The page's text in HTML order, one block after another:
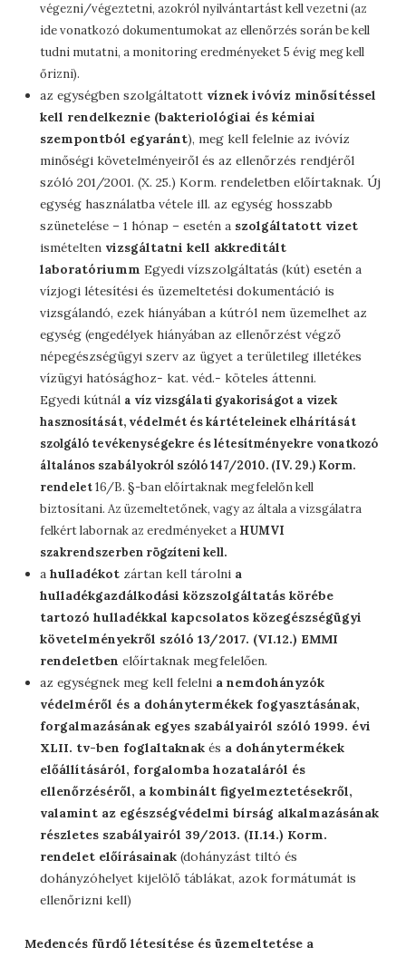
végezni/végeztetni, azokról nyilvántartást kell vezetni (az
ide vonatkozó dokumentumokat az ellenőrzés során be kell
tudni mutatni, a monitoring eredményeket 5 évig meg kell
őrizni).
az egységben szolgáltatott víznek ivóvíz minősítéssel
kell rendelkeznie (bakteriológiai és kémiai
szempontból egyaránt), meg kell felelnie az ivóvíz
minőségi követelményeiről és az ellenőrzés rendjéről
szóló 201/2001. (X. 25.) Korm. rendeletben előírtaknak. Új
egység használatba vétele ill. az egység hosszabb
szünetelése – 1 hónap – esetén a szolgáltatott vizet
ismételten vizsgáltatni kell akkreditált
laboratóriumm Egyedi vízszolgáltatás (kút) esetén a
vízjogi létesítési és üzemeltetési dokumentáció is
vizsgálandó, ezek hiányában a kútról nem üzemelhet az
egység (engedélyek hiányában az ellenőrzést végző
népegészségügyi szerv az ügyet a területileg illetékes
vízügyi hatósághoz- kat. véd.- köteles áttenni.
Egyedi kútnál a víz vizsgálati gyakoriságot a vizek
hasznosítását, védelmét és kártételeinek elhárítását
szolgáló tevékenységekre és létesítményekre vonatkozó
általános szabályokról szóló 147/2010. (IV. 29.) Korm.
rendelet16/B. §-ban előírtaknak megfelelőn kell
biztosítani. Az üzemeltetőnek, vagy az általa a vizsgálatra
felkért labornak az eredményeket a HUMVI
szakrendszerben rögzíteni kell.
ahulladékot zártan kell tárolni a
hulladékgazdálkodási közszolgáltatás körébe
tartozó hulladékkal kapcsolatos közegészségügyi
követelményekről szóló 13/2017. (VI.12.) EMMI
rendeletben előírtaknak megfelelően.
az egységnek meg kell felelni a nemdohányzók
védelméről és a dohánytermékek fogyasztásának,
forgalmazásának egyes szabályairól szóló 1999. évi
XLII. tv-ben foglaltaknakés a dohánytermékek
előállításáról, forgalomba hozataláról és
ellenőrzéséről, a kombinált figyelmeztetésekről,
valamint az egészségvédelmi bírság alkalmazásának
részletes szabályairól 39/2013. (II.14.) Korm.
rendelet előírásainak (dohányzást tiltó és
dohányzóhelyet kijelölő táblákat, azok formátumát is
ellenőrizni kell)
Medencés fürdő létesítése és üzemeltetése a